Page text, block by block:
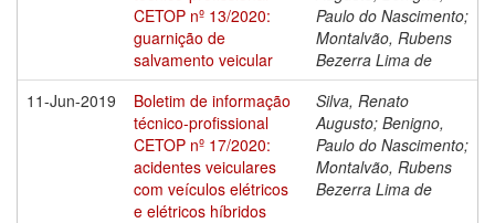
CETOP nº 13/2020:
guarnição de
salvamento veicular
Paulo do Nascimento;
Montalvão, Rubens
Bezerra Lima de
11-Jun-2019
Boletim de informação
técnico-profissional
CETOP nº 17/2020:
acidentes veiculares
com veículos elétricos
e elétricos híbridos
Silva, Renato
Augusto; Benigno,
Paulo do Nascimento;
Montalvão, Rubens
Bezerra Lima de